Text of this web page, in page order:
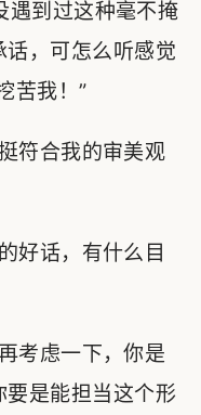
到过这种毫不掩
，可怎么听感觉
苦我！”
符合我的审美观
好话，有什么目
考虑一下，你是
是能担当这个形